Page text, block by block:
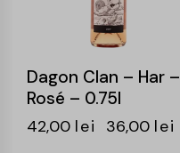
Dagon Clan – Har –
Rosé – 0.75l
42,00 lei 36,00 lei